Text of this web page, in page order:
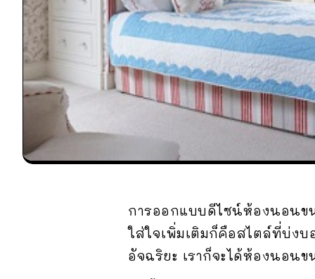
การออกแบบดีไซน์ห้องนอนข
ใส่ใจเพิ่มเติมก็คือสไตล์ที่บ่งบ
อัจฉริยะ เราก็จะได้ห้องนอน